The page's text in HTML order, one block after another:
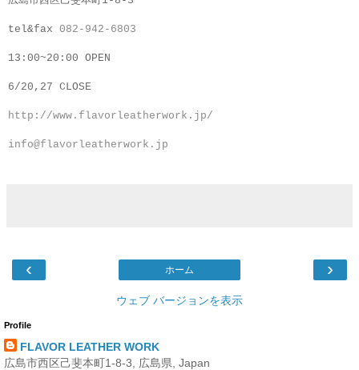
tel&fax 082-942-6803
13:00~20:00 OPEN
6/20,27 CLOSE
http://www.flavorleatherwork.jp/
info@flavorleatherwork.jp
‹ ›
ホーム
ウェブ バージョンを表示
Profile
FLAVOR LEATHER WORK
広島市西区己斐本町1-8-3, 広島県, Japan